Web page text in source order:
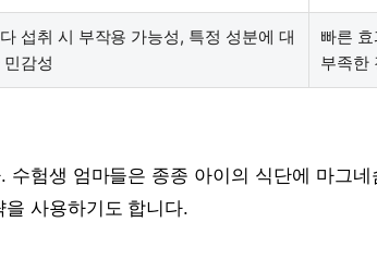
섭취 시 부작용 가능성, 특정 성분에 대
민감성
빠른
부족한
험생 엄마들은 종종 아이의 식단에 마그
사용하기도 합니다.